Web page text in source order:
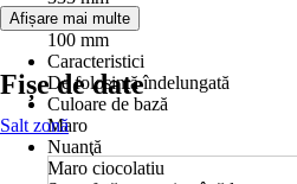
Diametru
100 mm
Caracteristici
De folosință îndelungată
Culoare de bază
Maro
Nuanţă
Maro ciocolatiu
Afișare mai multe
Fișe de date
Salt zonă